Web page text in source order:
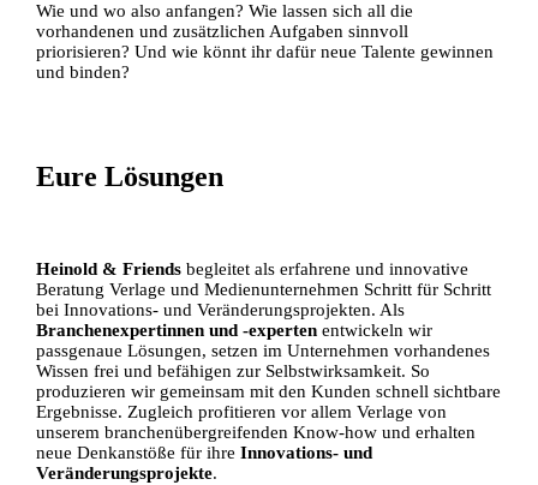
Wie und wo also anfangen? Wie lassen sich all die
vorhandenen und zusätzlichen Aufgaben sinnvoll
priorisieren? Und wie könnt ihr dafür neue Talente gewinnen
und binden?
Eure Lösungen
Heinold & Friendsbegleitet als erfahrene und innovative
Beratung Verlage und Medienunternehmen Schritt für Schritt
bei Innovations- und Veränderungsprojekten. Als
Branchenexpertinnen und -expertenentwickeln wir
passgenaue Lösungen, setzen im Unternehmen vorhandenes
Wissen frei und befähigen zur Selbstwirksamkeit. So
produzieren wir gemeinsam mit den Kunden schnell sichtbare
Ergebnisse. Zugleich profitieren vor allem Verlage von
unserem branchenübergreifenden Know-how und erhalten
neue Denkanstöße für ihre Innovations- und
Veränderungsprojekte.